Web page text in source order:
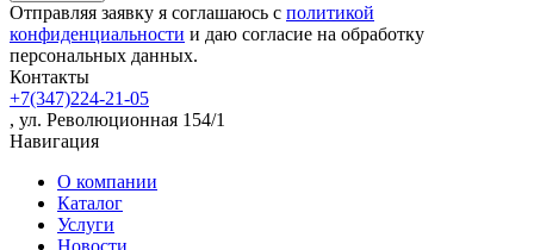
Отправляя заявку я соглашаюсь с политикой
конфиденциальности и даю согласие на обработку
персональных данных.
Контакты
+7(347)224-21-05
, ул. Революционная 154/1
Навигация
О компании
Каталог
Услуги
Новости